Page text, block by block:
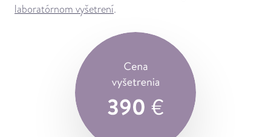
laboratórnom vyšetrení.